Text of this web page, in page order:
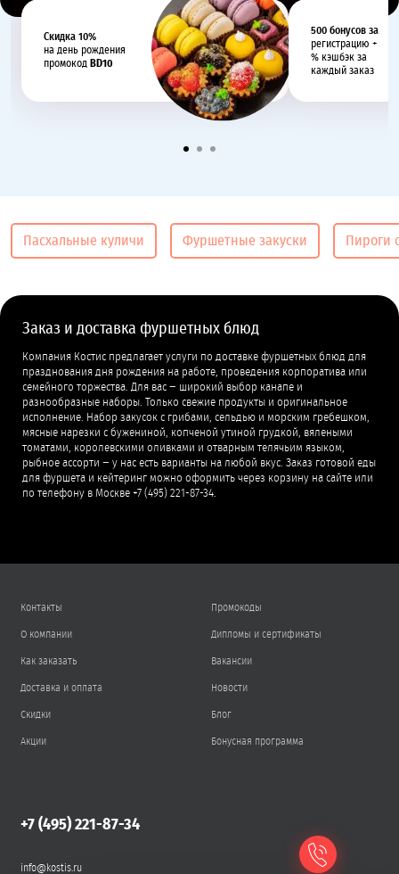
Cкидка 10%
на день рождения
промокод BD10
500 бонусов за
регистрацию +
% кэшбэк за
каждый заказ
Пасхальные куличи Фуршетные закуски Пироги
Заказ и доставка фуршетных блюд
Компания Костис предлагает услуги по доставке фуршетных блюд для
празднования дня рождения на работе, проведения корпоратива или
семейного торжества. Для вас − широкий выбор канапе и
разнообразные наборы. Только свежие продукты и оригинальное
исполнение. Набор закусок с грибами, сельдью и морским гребешком,
мясные нарезки с бужениной, копченой утиной грудкой, вялеными
томатами, королевскими оливками и отварным телячьим языком,
рыбное ассорти − у нас есть варианты на любой вкус. Заказ готовой еды
для фуршета и кейтеринг можно оформить через корзину на сайте или
по телефону в Москве +7 (495) 221-87-34.
Контакты
О компании
Как заказать
Доставка и оплата
Скидки
Акции
Промокоды
Дипломы и сертификаты
Вакансии
Новости
Блог
Бонусная программа
+7 (495) 221-87-34
info@kostis.ru